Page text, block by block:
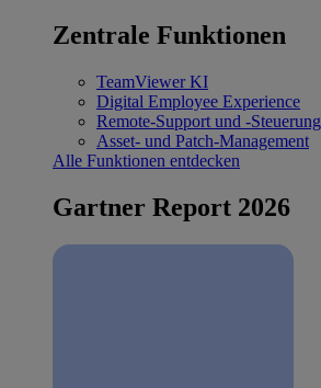
Zentrale Funktionen
TeamViewer KI
Digital Employee Experience
Remote-Support und -Steuerung
Asset- und Patch-Management
Alle Funktionen entdecken
Gartner Report 2026